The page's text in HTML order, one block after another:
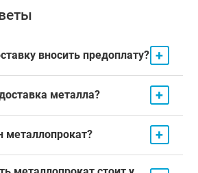
вносить предоплату? +
металла? +
металлопрокат? +